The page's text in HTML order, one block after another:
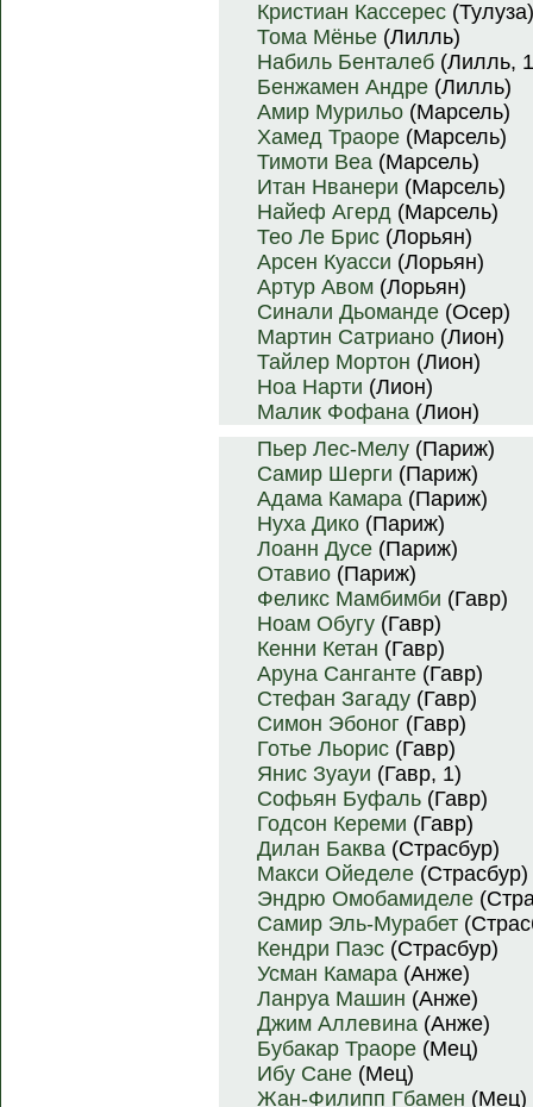
Кристиан Кассерес (Тулуза)
Тома Мёнье (Лилль)
Набиль Бенталеб (Лилль,
Бенжамен Андре (Лилль)
Амир Мурильо (Марсель)
Хамед Траоре (Марсель)
Тимоти Веа (Марсель)
Итан Нванери (Марсель)
Найеф Агерд (Марсель)
Тео Ле Брис (Лорьян)
Арсен Куасси (Лорьян)
Артур Авом (Лорьян)
Синали Дьоманде (Осер)
Мартин Сатриано (Лион)
Тайлер Мортон (Лион)
Ноа Нарти (Лион)
Малик Фофана (Лион)
Пьер Лес-Мелу (Париж)
Самир Шерги (Париж)
Адама Камара (Париж)
Нуха Дико (Париж)
Лоанн Дусе (Париж)
Отавио (Париж)
Феликс Мамбимби (Гавр)
Ноам Обугу (Гавр)
Кенни Кетан (Гавр)
Аруна Санганте (Гавр)
Стефан Загаду (Гавр)
Симон Эбоног (Гавр)
Готье Льорис (Гавр)
Янис Зуауи (Гавр, 1)
Софьян Буфаль (Гавр)
Годсон Кереми (Гавр)
Дилан Баква (Страсбур)
Макси Ойеделе (Страсбур)
Эндрю Омобамиделе
Самир Эль-Мурабет
Кендри Паэс (Страсбур)
Усман Камара (Анже)
Ланруа Машин (Анже)
Джим Аллевина (Анже)
Бубакар Траоре (Мец)
Ибу Сане (Мец)
Жан-Филипп Гбамен (Мец)